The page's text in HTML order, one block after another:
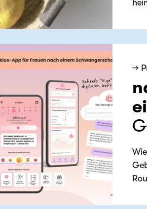
→